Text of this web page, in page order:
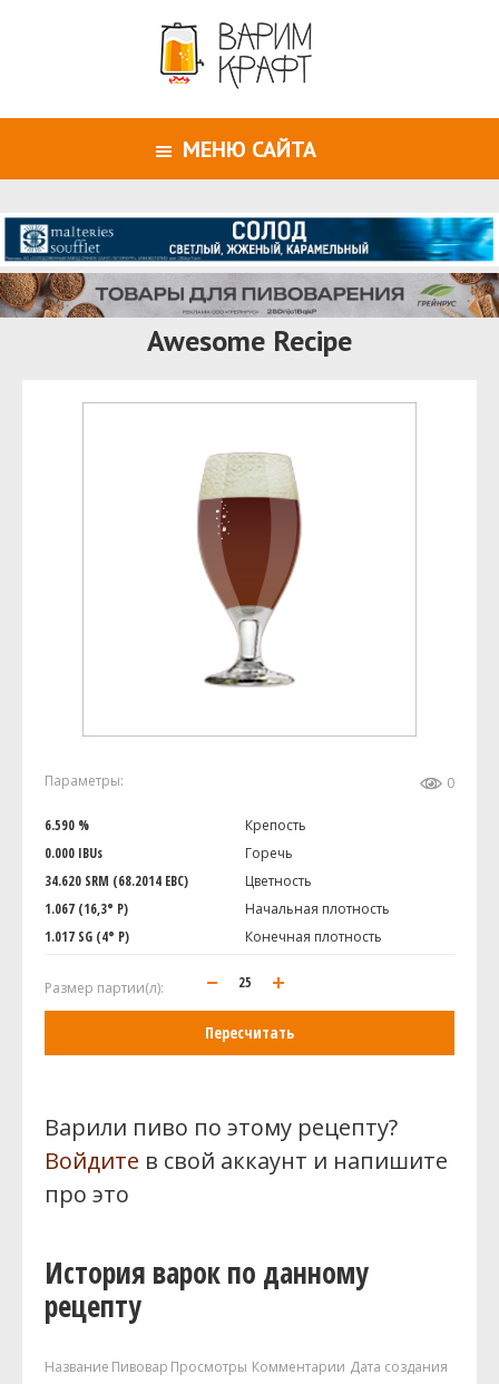
МЕНЮ САЙТА
Awesome Recipe
Параметры: 0
6.590 %
Крепость
0.000 IBUs
Горечь
34.620 SRM (68.2014 EBC)
Цветность
1.067 (16,3° P)
Начальная плотность
1.017 SG (4° P)
Конечная плотность
Размер партии(л):
Пересчитать
Варили пиво по этому рецепту?
Войдите в свой аккаунт и напишите
про это
История варок по данному
рецепту
Название Пивовар Просмотры Комментарии Дата создания